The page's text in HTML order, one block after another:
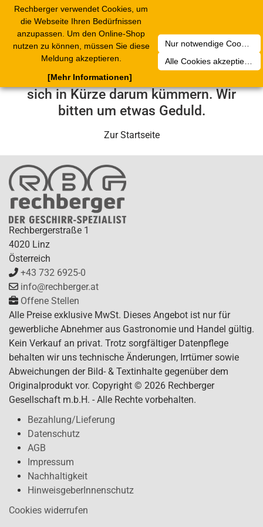
Rechberger verwendet Cookies, um
die Webseite Ihren Bedürfnissen
anzupassen. Um den Online-Shop
nutzen zu können, müssen Sie diese
Meldung akzeptieren.
Nur notwendige Cookies akzeptieren
Alle Cookies akzeptieren
[Mehr Informationen]
Leider ist ein technischer Fehler
aufgetreten. Unser Service-Team wird
sich in Kürze darum kümmern. Wir
bitten um etwas Geduld.
Zur Startseite
Rechbergerstraße 1
4020 Linz
Österreich
+43 732 6925-0
info@rechberger.at
Offene Stellen
Alle Preise exklusive MwSt. Dieses Angebot ist nur für
gewerbliche Abnehmer aus Gastronomie und Handel gültig.
Kein Verkauf an privat. Trotz sorgfältiger Datenpflege
behalten wir uns technische Änderungen, Irrtümer sowie
Abweichungen der Bild- & Textinhalte gegenüber dem
Originalprodukt vor. Copyright © 2026 Rechberger
Gesellschaft m.b.H. - Alle Rechte vorbehalten.
Bezahlung/Lieferung
Datenschutz
AGB
Impressum
Nachhaltigkeit
HinweisgeberInnenschutz
Cookies widerrufen